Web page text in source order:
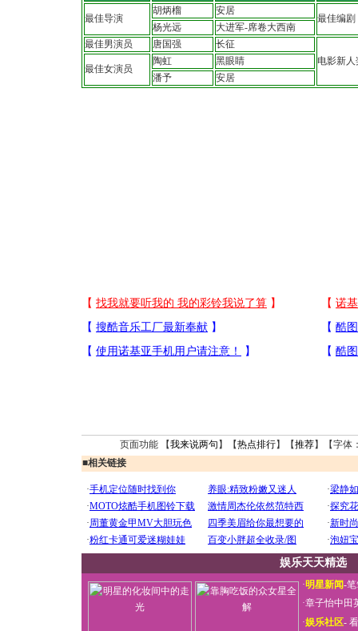
最佳导演
胡炳榴 安居
最佳编剧
杨光远
大进军-席卷大西南
最佳男演员
唐国强
长征
电影新人
最佳女演员
陶虹
黑眼睛
潘予
安居
页面功能 【我来说两句 】【热点排行】【推荐】【字体
■相关链接
娱乐天天精选
·明星新闻-笔
·章子怡中田
·娱乐社区-看